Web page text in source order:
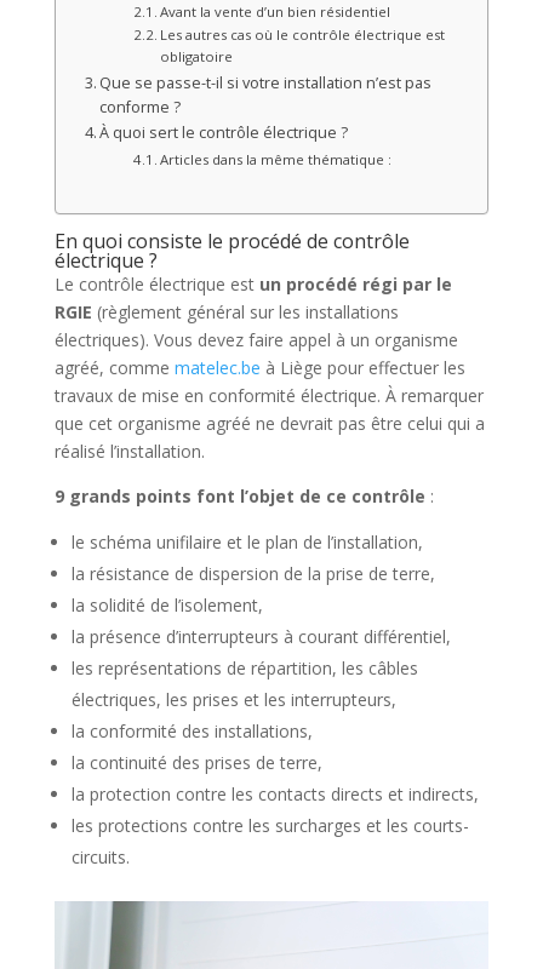
Avant la vente d’un bien résidentiel
Les autres cas où le contrôle électrique est
obligatoire
Que se passe-t-il si votre installation n’est pas
conforme ?
À quoi sert le contrôle électrique ?
Articles dans la même thématique :
En quoi consiste le procédé de contrôle
électrique ?
Le contrôle électrique est un procédé régi par le
RGIE (règlement général sur les installations
électriques). Vous devez faire appel à un organisme
agréé, comme matelec.be à Liège pour effectuer les
travaux de mise en conformité électrique. À remarquer
que cet organisme agréé ne devrait pas être celui qui a
réalisé l’installation.
9 grands points font l’objet de ce contrôle :
le schéma unifilaire et le plan de l’installation,
la résistance de dispersion de la prise de terre,
la solidité de l’isolement,
la présence d’interrupteurs à courant différentiel,
les représentations de répartition, les câbles
électriques, les prises et les interrupteurs,
la conformité des installations,
la continuité des prises de terre,
la protection contre les contacts directs et indirects,
les protections contre les surcharges et les courts-
circuits.